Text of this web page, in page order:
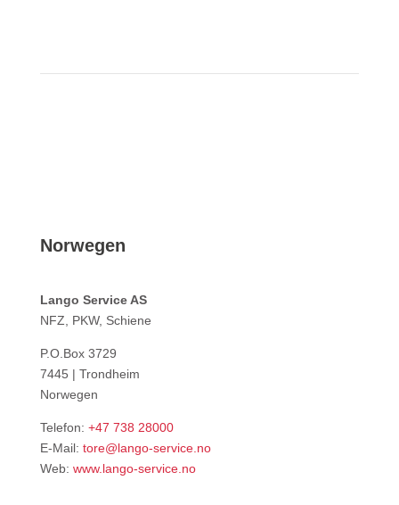
Norwegen
Lango Service AS
NFZ, PKW, Schiene
P.O.Box 3729
7445 | Trondheim
Norwegen
Telefon: +47 738 28000
E-Mail: tore@lango-service.no
Web: www.lango-service.no